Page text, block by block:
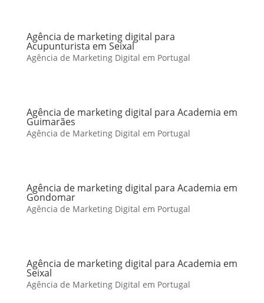
Agência de marketing digital para
Acupunturista em Seixal
Agência de Marketing Digital em Portugal
Agência de marketing digital para Academia em
Guimarães
Agência de Marketing Digital em Portugal
Agência de marketing digital para Academia em
Gondomar
Agência de Marketing Digital em Portugal
Agência de marketing digital para Academia em
Seixal
Agência de Marketing Digital em Portugal